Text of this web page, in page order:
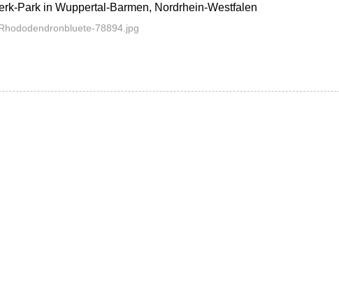
Park in Wuppertal-Barmen, Nordrhein-Westfalen
78894.jpg